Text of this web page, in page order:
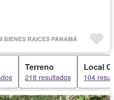
BIENES RAICES PANAMÁ
Terreno
218 resultados
Local
104